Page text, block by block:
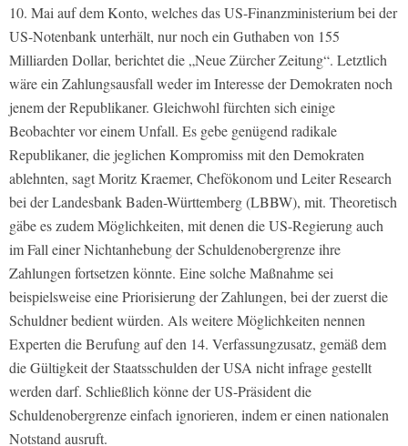
10. Mai auf dem Konto, welches das US-Finanzministerium bei der
US-Notenbank unterhält, nur noch ein Guthaben von 155
Milliarden Dollar, berichtet die „Neue Zürcher Zeitung“. Letztlich
wäre ein Zahlungsausfall weder im Interesse der Demokraten noch
jenem der Republikaner. Gleichwohl fürchten sich einige
Beobachter vor einem Unfall. Es gebe genügend radikale
Republikaner, die jeglichen Kompromiss mit den Demokraten
ablehnten, sagt Moritz Kraemer, Chefökonom und Leiter Research
bei der Landesbank Baden-Württemberg (LBBW), mit. Theoretisch
gäbe es zudem Möglichkeiten, mit denen die US-Regierung auch
im Fall einer Nichtanhebung der Schuldenobergrenze ihre
Zahlungen fortsetzen könnte. Eine solche Maßnahme sei
beispielsweise eine Priorisierung der Zahlungen, bei der zuerst die
Schuldner bedient würden. Als weitere Möglichkeiten nennen
Experten die Berufung auf den 14. Verfassungzusatz, gemäß dem
die Gültigkeit der Staatsschulden der USA nicht infrage gestellt
werden darf. Schließlich könne der US-Präsident die
Schuldenobergrenze einfach ignorieren, indem er einen nationalen
Notstand ausruft.